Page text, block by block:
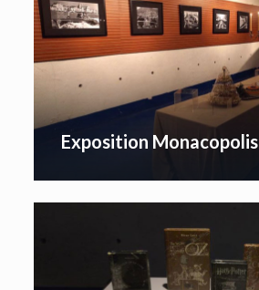
Exposition Monacopolis